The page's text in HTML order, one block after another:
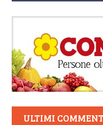
ULTIMI